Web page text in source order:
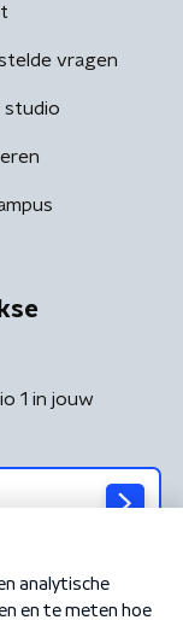
vragen
studio
1 in jouw